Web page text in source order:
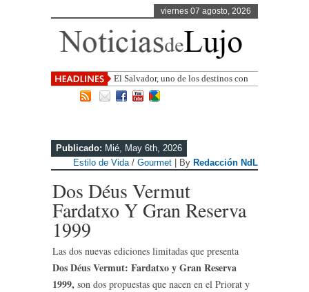
viernes 07 agosto, 2026
El Salvador, uno de los destinos con
mayor proyección de Centroamérica
Publicado: Mié, May 6th, 2026
Estilo de Vida/ Gourmet | By Redacción NdL
Dos Déus Vermut
Fardatxo Y Gran Reserva
1999
Las dos nuevas ediciones limitadas que presenta
Dos Déus Vermut: Fardatxo y Gran Reserva
1999, son dos propuestas que nacen en el Priorat y